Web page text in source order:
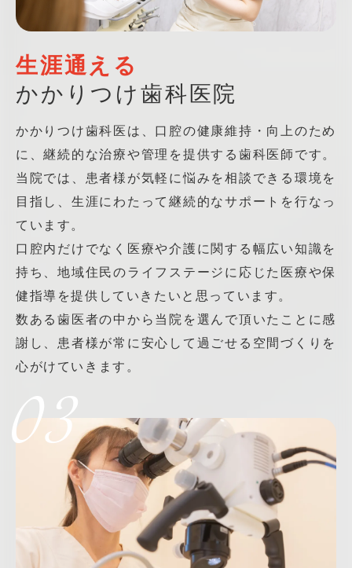
生涯通える
かかりつけ歯科医院
かかりつけ歯科医は、口腔の健康維持・向上のため
に、継続的な治療や管理を提供する歯科医師です。
当院では、患者様が気軽に悩みを相談できる環境を
目指し、生涯にわたって継続的なサポートを行なっ
ています。
口腔内だけでなく医療や介護に関する幅広い知識を
持ち、地域住民のライフステージに応じた医療や保
健指導を提供していきたいと思っています。
数ある歯医者の中から当院を選んで頂いたことに感
謝し、患者様が常に安心して過ごせる空間づくりを
心がけていきます。
03